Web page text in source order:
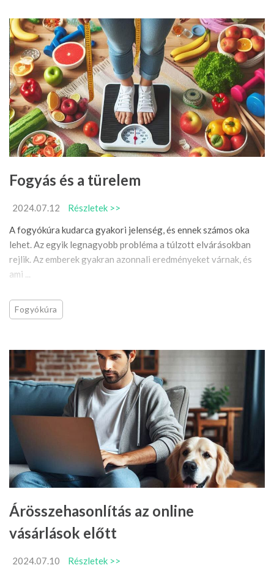
Fogyás és a türelem
2024.07.12
Részletek >>
A fogyókúra kudarca gyakori jelenség, és ennek számos oka
lehet. Az egyik legnagyobb probléma a túlzott elvárásokban
rejlik. Az emberek gyakran azonnali eredményeket várnak, és
ami ...
Fogyókúra
Árösszehasonlítás az online
vásárlások előtt
2024.07.10
Részletek >>